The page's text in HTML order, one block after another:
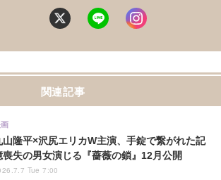
関連記事
山隆平×沢尻エリカW主演、手錠で繋がれた記
喪失の男女演じる『薔薇の鎖』12月公開
Tue 7:00